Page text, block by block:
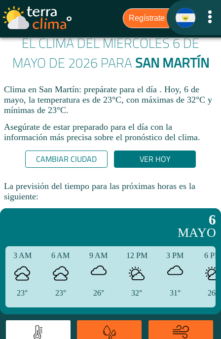
EL CLIMA DEL MIÉRCOLES 6 DE
MAYO DE 2026 PARA SAN MARTÍN
Clima en San Martín: prepárate para el día . Hoy, 6 de
mayo, la temperatura es de 23°C, con máximas de 32°C y
mínimas de 23°C.
Asegúrate de estar preparado para el día con la
información más precisa sobre el pronóstico del clima.
CAMBIAR CIUDAD VER HOY
La previsión del tiempo para las próximas horas es la
siguiente:
6
MAYO
3 AM
23°
6 AM
23°
9 AM
26°
12 PM
32°
3 PM
31°
6
26°